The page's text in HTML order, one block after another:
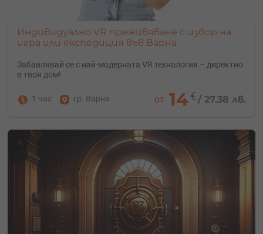
Индивидуално VR преживяване с избор на
игра или експедиция във Варна
Забавлявай се с най-модерната VR технология – директно
в твоя дом!
1 час гр. Варна от 14€ /27.38 лв.